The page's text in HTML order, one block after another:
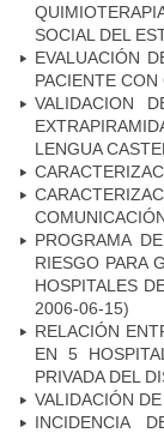
SOCIAL DEL
EVALUACIÓN
PACIENTE CON
VALIDACION
LENGUA
PROGRAMA
RIESGO PARA
HOSPITALES
2006-06-15)
RELACIÓN
EN 5
PRIVADA DEL
VALIDACIÓN
INCIDENCIA